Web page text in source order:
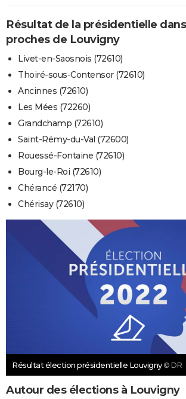
Résultat de la présidentielle
proches de Louvigny
Livet-en-Saosnois (72610)
Thoiré-sous-Contensor (72610)
Ancinnes (72610)
Les Mées (72260)
Grandchamp (72610)
Saint-Rémy-du-Val (72600)
Rouessé-Fontaine (72610)
Bourg-le-Roi (72610)
Chérancé (72170)
Chérisay (72610)
Résultat élection présidentielle Louvigny © DR
Autour des élections à Louvigny